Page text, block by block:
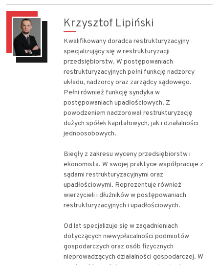
Krzysztof Lipiński
Kwalifikowany doradca restrukturyzacyjny
specjalizujący się w restrukturyzacji
przedsiębiorstw. W postępowaniach
restrukturyzacyjnych pełni funkcję nadzorcy
układu, nadzorcy oraz zarządcy sądowego.
Pełni również funkcję syndyka w
postępowaniach upadłościowych. Z
powodzeniem nadzorował restrukturyzację
dużych spółek kapitałowych, jak i działalności
jednoosobowych.
Biegły z zakresu wyceny przedsiębiorstw i
ekonomista. W swojej praktyce współpracuje z
sądami restrukturyzacyjnymi oraz
upadłościowymi. Reprezentuje również
wierzycieli i dłużników w postępowaniach
restrukturyzacyjnych i upadłościowych.
Od lat specjalizuje się w zagadnieniach
dotyczących niewypłacalności podmiotów
gospodarczych oraz osób fizycznych
nieprowadzących działalności gospodarczej. W